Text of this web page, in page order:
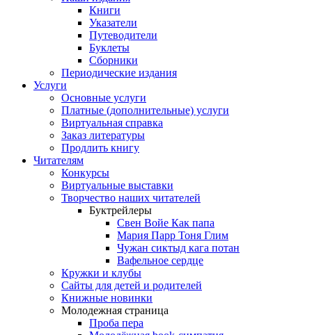
Книги
Указатели
Путеводители
Буклеты
Сборники
Периодические издания
Услуги
Основные услуги
Платные (дополнительные) услуги
Виртуальная справка
Заказ литературы
Продлить книгу
Читателям
Конкурсы
Виртуальные выставки
Творчество наших читателей
Буктрейлеры
Свен Войе Как папа
Мария Парр Тоня Глим
Чужан сиктыд кага потан
Вафельное сердце
Кружки и клубы
Сайты для детей и родителей
Книжные новинки
Молодежная страница
Проба пера